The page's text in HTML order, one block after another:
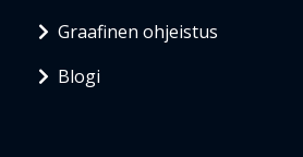
Graafinen ohjeistus
Blogi